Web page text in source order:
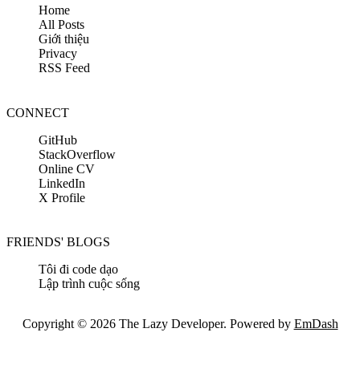
Home
All Posts
Giới thiệu
Privacy
RSS Feed
CONNECT
GitHub
StackOverflow
Online CV
LinkedIn
X Profile
FRIENDS' BLOGS
Tôi đi code dạo
Lập trình cuộc sống
Copyright © 2026 The Lazy Developer. Powered by EmDash